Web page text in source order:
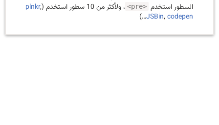
السطور استخدم <pre> ، ولأكثر من 10 سطور استخدم ( plnkr,
JSBin, codepen
…)